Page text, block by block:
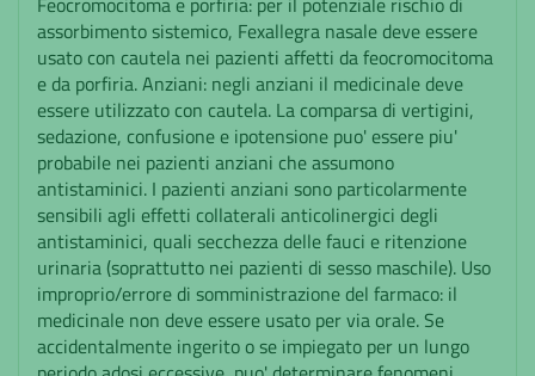
assorbimento sistemico, Fexallegra nasale deve essere
usato con cautela nei pazienti affetti da feocromocitoma
e da porfiria. Anziani: negli anziani il medicinale deve
essere utilizzato con cautela. La comparsa di vertigini,
sedazione, confusione e ipotensione puo' essere piu'
probabile nei pazienti anziani che assumono
antistaminici. I pazienti anziani sono particolarmente
sensibili agli effetti collaterali anticolinergici degli
antistaminici, quali secchezza delle fauci e ritenzione
urinaria (soprattutto nei pazienti di sesso maschile). Uso
improprio/errore di somministrazione del farmaco: il
medicinale non deve essere usato per via orale. Se
accidentalmente ingerito o se impiegato per un lungo